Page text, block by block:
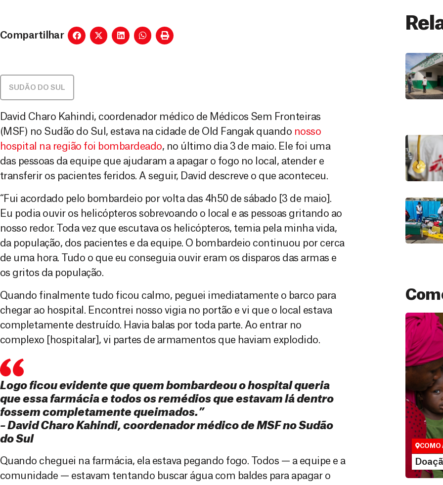
Compartilhar
SUDÃO DO SUL
David Charo Kahindi, coordenador médico de Médicos Sem Fronteiras
(MSF) no Sudão do Sul, estava na cidade de Old Fangak quando nosso
hospital na região foi bombardeado, no último dia 3 de maio. Ele foi uma
das pessoas da equipe que ajudaram a apagar o fogo no local, atender e
transferir os pacientes feridos. A seguir, David descreve o que aconteceu.
“Fui acordado pelo bombardeio por volta das 4h50 de sábado [3 de maio].
Eu podia ouvir os helicópteros sobrevoando o local e as pessoas gritando ao
nosso redor. Toda vez que escutava os helicópteros, temia pela minha vida,
da população, dos pacientes e da equipe. O bombardeio continuou por cerca
de uma hora. Tudo o que eu conseguia ouvir eram os disparos das armas e
os gritos da população.
Quando finalmente tudo ficou calmo, peguei imediatamente o barco para
chegar ao hospital. Encontrei nosso vigia no portão e vi que o local estava
completamente destruído. Havia balas por toda parte. Ao entrar no
complexo [hospitalar], vi partes de armamentos que haviam explodido.
Logo ficou evidente que quem bombardeou o hospital queria
que essa farmácia e todos os remédios que estavam lá dentro
fossem completamente queimados.”
– David Charo Kahindi, coordenador médico de MSF no Sudão
do Sul
Quando cheguei na farmácia, ela estava pegando fogo. Todos — a equipe e a
comunidade — estavam tentando buscar água com baldes para apagar o
Doação
São as
que nos
vidas em
COMO